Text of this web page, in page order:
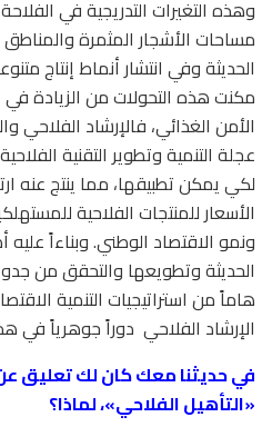
وهذه التغيرات التدريجية في
مساحات الأشجار المثمرة
الحديثة وفي انتشار أنماط إنتاج
مكنت هذه التحولات من الزيادة في
الأمن الغذائي، فالإرشاد الفلاحي
عجلة التنمية وتطوير التقنية
لكي يمكن تطبيقها، مما ينتج عنه
الأسعار للمنتجات الفلاحية
ونمو الاقتصاد الوطني. وبناءاً عليه
الحديثة وتطويعها والتحقق من
هاماً من استراتيجيات التنمية
الإرشاد الفلاحي دوراً جوهرياً في
في حديثنا معك كان لك تعليق
«التأهيل الفلاحي»، لماذا؟